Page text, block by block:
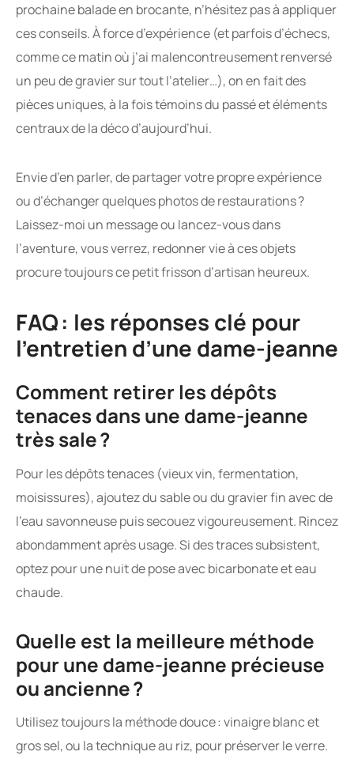
prochaine balade en brocante, n’hésitez pas à appliquer
ces conseils. À force d’expérience (et parfois d’échecs,
comme ce matin où j’ai malencontreusement renversé
un peu de gravier sur tout l’atelier…), on en fait des
pièces uniques, à la fois témoins du passé et éléments
centraux de la déco d’aujourd’hui.
Envie d’en parler, de partager votre propre expérience
ou d’échanger quelques photos de restaurations ?
Laissez-moi un message ou lancez-vous dans
l’aventure, vous verrez, redonner vie à ces objets
procure toujours ce petit frisson d’artisan heureux.
FAQ : les réponses clé pour
l’entretien d’une dame-jeanne
Comment retirer les dépôts
tenaces dans une dame-jeanne
très sale ?
Pour les dépôts tenaces (vieux vin, fermentation,
moisissures), ajoutez du sable ou du gravier fin avec de
l’eau savonneuse puis secouez vigoureusement. Rincez
abondamment après usage. Si des traces subsistent,
optez pour une nuit de pose avec bicarbonate et eau
chaude.
Quelle est la meilleure méthode
pour une dame-jeanne précieuse
ou ancienne ?
Utilisez toujours la méthode douce : vinaigre blanc et
gros sel, ou la technique au riz, pour préserver le verre.